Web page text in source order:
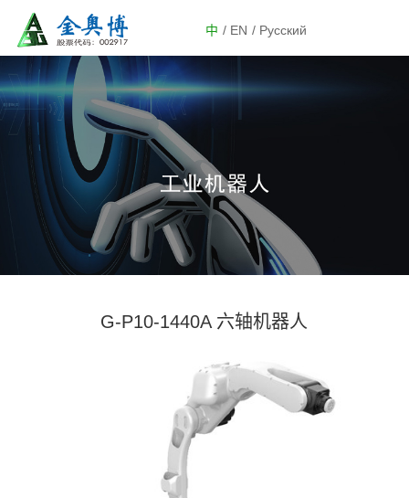
/ Русский
/ EN
中
G-P10-1440A 六轴机器人